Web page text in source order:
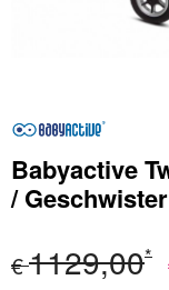
Babyactive
/
€1129,00*